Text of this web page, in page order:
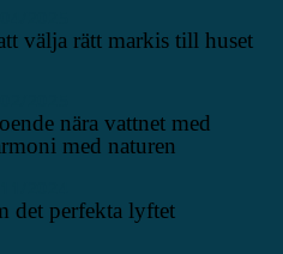
välja rätt markis till huset
nära vattnet med
med naturen
det perfekta lyftet